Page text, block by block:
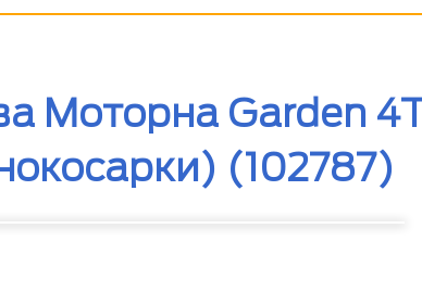
Моторна Garden
(102787)